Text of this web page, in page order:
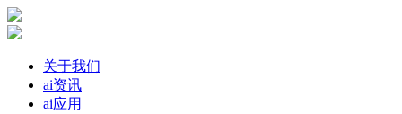
关于我们
ai资讯
ai应用